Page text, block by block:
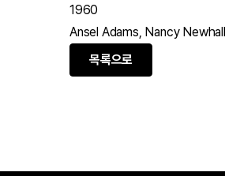
1960
Ansel Adams, Nancy Newhall
목록으로